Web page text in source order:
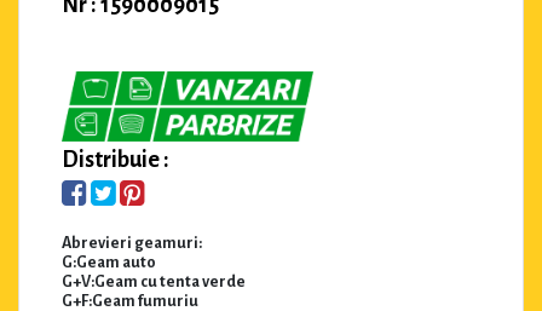
Nr : 1590009015
Distribuie :
Abrevieri geamuri:
G:Geam auto
G+V:Geam cu tenta verde
G+F:Geam fumuriu